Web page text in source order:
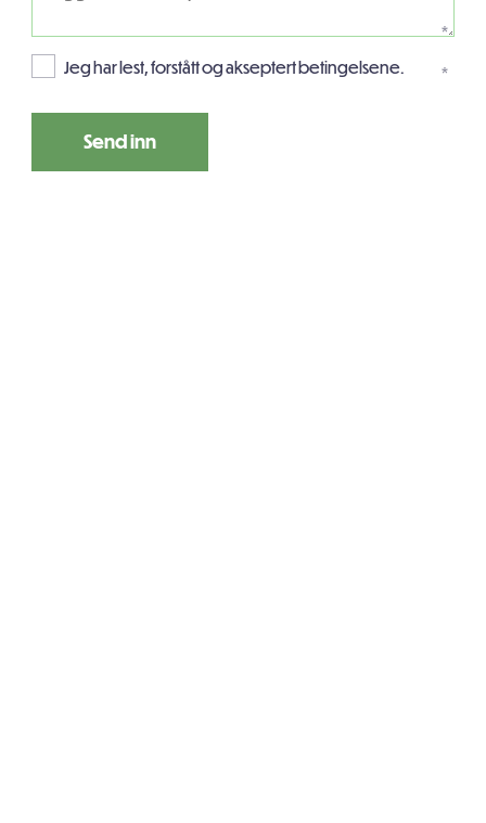
*
Jeg har lest, forstått og akseptert betingelsene. *